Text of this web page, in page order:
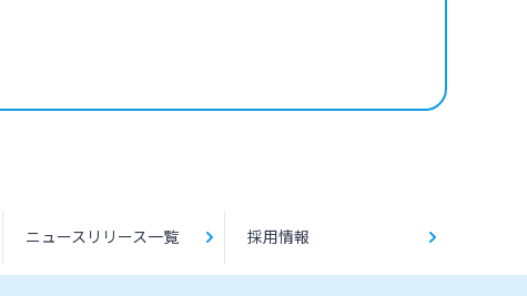
ニュースリリース一覧 採用情報